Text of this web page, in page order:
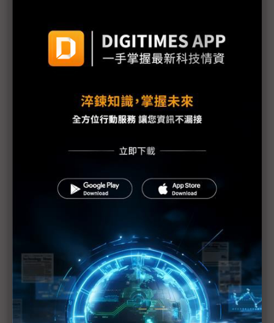
疫情衝擊供應鏈 元太：電子紙需求反向加溫
東奧延期1年 只有QD面板笑得出來？
南韓風蕭蕭 交期延後面板設備業空瘦
中國雨飄飄 面板投產全面遞延
1月全球手機面板出貨量驟減26% 1Q20悲觀
歐美疫情延燒 面板價格守不住
三星電視、現代起亞斯洛伐克廠停工1~2週
LGD廣州廠擬5月投產 中系FPD新廠估減28%
疫情導致訂單消長 2Q需求衝擊見真章
中國顯示器偏光板供給減少 疫情長期化添變數